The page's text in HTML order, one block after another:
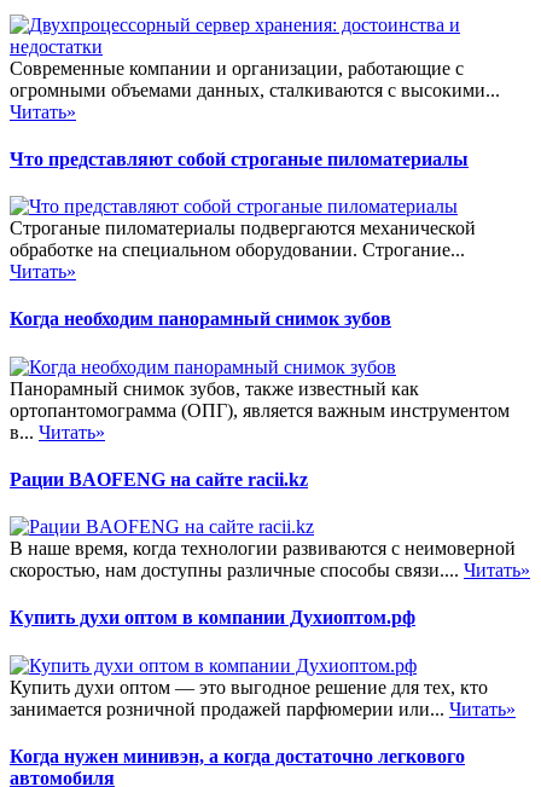
Современные компании и организации, работающие с
огромными объемами данных, сталкиваются с высокими...
Читать»
Что представляют собой строганые пиломатериалы
Строганые пиломатериалы подвергаются механической
обработке на специальном оборудовании. Строгание...
Читать»
Когда необходим панорамный снимок зубов
Панорамный снимок зубов, также известный как
ортопантомограмма (ОПГ), является важным инструментом
в... Читать»
Рации BAOFENG на сайте racii.kz
В наше время, когда технологии развиваются с неимоверной
скоростью, нам доступны различные способы связи.... Читать»
Купить духи оптом в компании Духиоптом.рф
Купить духи оптом — это выгодное решение для тех, кто
занимается розничной продажей парфюмерии или... Читать»
Когда нужен минивэн, а когда достаточно легкового
автомобиля